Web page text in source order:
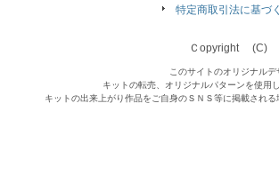
特定商取引法に基づ
Ｃopyright (C)
このサイトのオリジナル
キットの転売、オリジナルパターンを使用
キットの出来上がり作品をご自身のＳＮＳ等に掲載され